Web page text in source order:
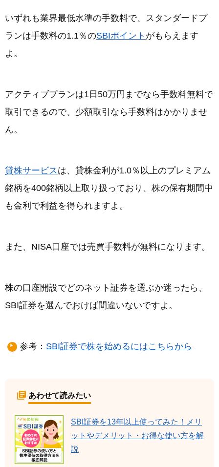
いずれも業界最低水準の手数料で、スタンダードプ
ランは手数料の1.1％のSBIポイント がもらえます
よ。
アクティブプランは1日50万円までなら手数料無料で
取引できるので、少額取引なら手数料はかかりませ
ん。
貸株サービスは、貸株金利が1.0％以上のプレミアム
銘柄を400銘柄以上取り扱っており、株の保有期間中
も金利で利益を得られますよ。
また、NISA口座では売買手数料が無料になります。
株の口座開設でどのネット証券を選ぶか迷ったら、
SBI証券を選んでおけば間違いないですよ。
参考： SBI証券で株を始めるにはこちらから
あわせて読みたい
SBI証券を13年以上使ってみた！メリ
ットやデメリット・お得な使い方を解
説